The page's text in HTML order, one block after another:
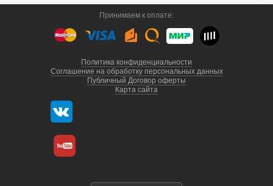
н
а
и
ч
Принимаем к оплате:
Политика конфиденциальности
Соглашение на обработку персональных данных
Публичный Договор оферты
Карта сайта